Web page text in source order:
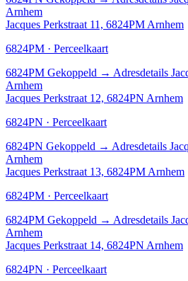
Arnhem
Jacques Perkstraat 11, 6824PM Arnhem
6824PM · Perceelkaart
6824PM Gekoppeld → Adresdetails
Arnhem
Jacques Perkstraat 12, 6824PN Arnhem
6824PN · Perceelkaart
6824PN Gekoppeld → Adresdetails
Arnhem
Jacques Perkstraat 13, 6824PM Arnhem
6824PM · Perceelkaart
6824PM Gekoppeld → Adresdetails
Arnhem
Jacques Perkstraat 14, 6824PN Arnhem
6824PN · Perceelkaart